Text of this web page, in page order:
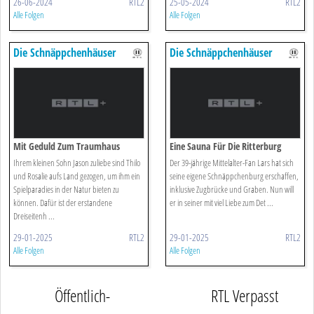
Alle Folgen Alle Folgen
Die Schnäppchenhäuser
Mit Geduld Zum Traumhaus
Ihrem kleinen Sohn Jason zuliebe sind Thilo
und Rosalie aufs Land gezogen, um ihm ein
Spielparadies in der Natur bieten zu
können. Dafür ist der erstandene
Dreiseitenh ...
29-01-2025 RTL2
Alle Folgen
Die Schnäppchenhäuser
Eine Sauna Für Die Ritterburg
Der 39-jährige Mittelalter-Fan Lars hat sich
seine eigene Schnäppchenburg erschaffen,
inklusive Zugbrücke und Graben. Nun will
er in seiner mit viel Liebe zum Det ...
29-01-2025 RTL2
Alle Folgen
Öffentlich-
RTL Verpasst